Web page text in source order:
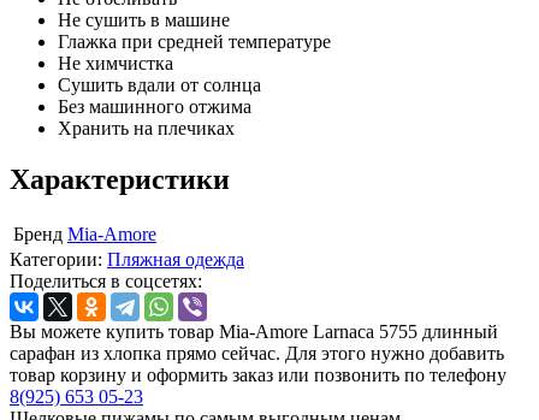
Не сушить в машине
Глажка при средней температуре
Не химчистка
Сушить вдали от солнца
Без машинного отжима
Хранить на плечиках
Характеристики
Бренд Mia-Amore
Категории: Пляжная одежда
Поделиться в соцсетях:
Вы можете купить товар Mia-Amore Larnaca 5755 длинный
сарафан из хлопка прямо сейчас. Для этого нужно добавить
товар корзину и оформить заказ или позвонить по телефону
8(925) 653 05-23